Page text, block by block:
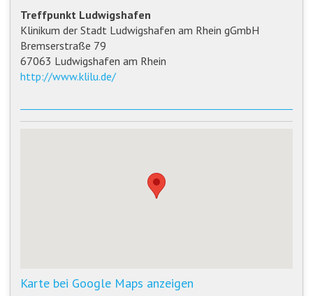
Treffpunkt Ludwigshafen
Klinikum der Stadt Ludwigshafen am Rhein gGmbH
Bremserstraße 79
67063 Ludwigshafen am Rhein
http://www.klilu.de/
Karte bei Google Maps anzeigen